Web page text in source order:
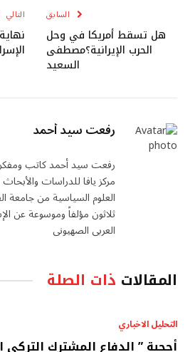
السابق
هل تسقط أمريكا في وحل
الحرب الإيرانية؟مصطفى
السعيد
التالي
رفعت سيد أحمد
رفعت سيد أحمد كاتب
مركز يافا للدراسات
ثلاثون مؤلفاً وموسوعة عن
العربى الصهيونى
المقالات ذات الصلة
التحليل الاخباري
أحجية ” الدفاع المشترك